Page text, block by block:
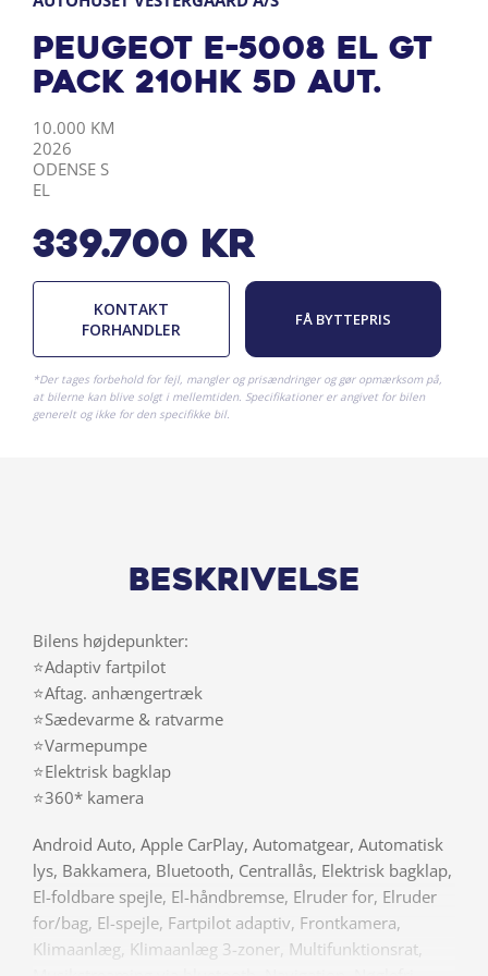
Peugeot e-5008 EL GT
Pack 210HK 5d Aut.
KILOMETER
10.000 KM
ÅRGANG
2026
BY
ODENSE S
DRIVMIDDEL
EL
339.700 kr
KONTAKT
FORHANDLER
FÅ BYTTEPRIS
*Der tages forbehold for fejl, mangler og prisændringer og gør opmærksom på,
at bilerne kan blive solgt i mellemtiden. Specifikationer er angivet for bilen
generelt og ikke for den specifikke bil.
Beskrivelse
Bilens højdepunkter:
⭐Adaptiv fartpilot
⭐Aftag. anhængertræk
⭐Sædevarme & ratvarme
⭐Varmepumpe
⭐Elektrisk bagklap
⭐360* kamera
Android Auto, Apple CarPlay, Automatgear, Automatisk
lys, Bakkamera, Bluetooth, Centrallås, Elektrisk bagklap,
El-foldbare spejle, El-håndbremse, Elruder for, Elruder
for/bag, El-spejle, Fartpilot adaptiv, Frontkamera,
Klimaanlæg, Klimaanlæg 3-zoner, Multifunktionsrat,